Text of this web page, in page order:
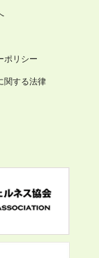
ポリシー
関する法律